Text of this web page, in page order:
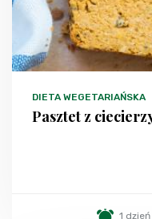
DIETA WEGETARIAŃSKA
Pasztet z
1 dzień